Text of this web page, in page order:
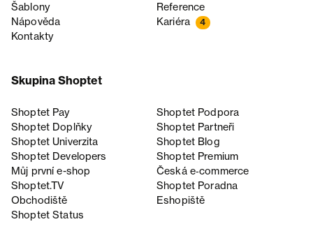
Šablony
Reference
Nápověda
Kariéra 4
Kontakty
Skupina Shoptet
Shoptet Pay
Shoptet Podpora
Shoptet Doplňky
Shoptet Partneři
Shoptet Univerzita
Shoptet Blog
Shoptet Developers
Shoptet Premium
Můj první e-shop
Česká e‑commerce
Shoptet.TV
Shoptet Poradna
Obchodiště
Eshopiště
Shoptet Status